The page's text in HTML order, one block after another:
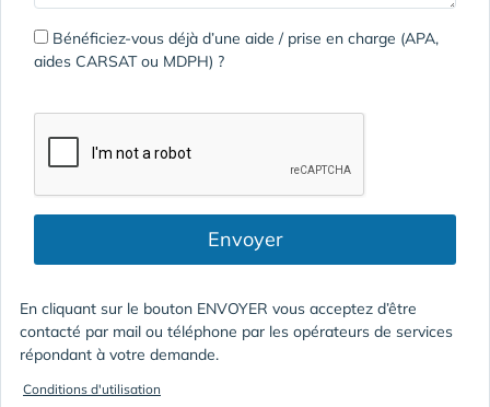
Bénéficiez-vous déjà d’une aide / prise en charge (APA,
aides CARSAT ou MDPH) ?
Envoyer
En cliquant sur le bouton ENVOYER vous acceptez d’être
contacté par mail ou téléphone par les opérateurs de services
répondant à votre demande.
Conditions d'utilisation